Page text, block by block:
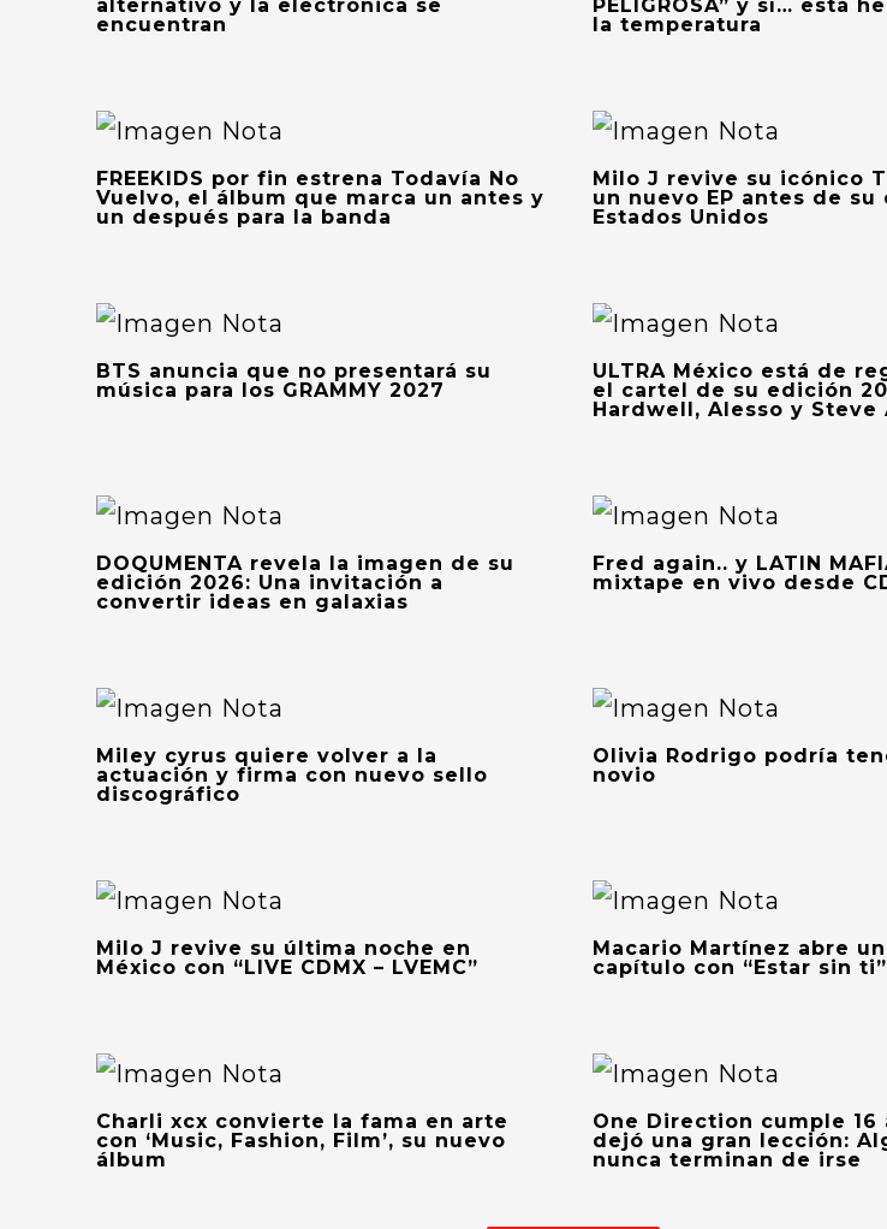
alternativo y la electrónica se
encuentran
PELIGROSA” y sí… está
la temperatura
FREEKIDS por fin estrena Todavía No
Vuelvo, el álbum que marca un antes y
un después para la banda
Milo J revive su icónico
un nuevo EP antes de su
Estados Unidos
BTS anuncia que no presentará su
música para los GRAMMY 2027
ULTRA México está de
el cartel de su edición
Hardwell, Alesso y Steve
DOQUMENTA revela la imagen de su
edición 2026: Una invitación a
convertir ideas en galaxias
Fred again.. y LATIN
mixtape en vivo desde
Miley cyrus quiere volver a la
actuación y firma con nuevo sello
discográfico
Olivia Rodrigo podría
novio
Milo J revive su última noche en
México con “LIVE CDMX – LVEMC”
Macario Martínez abre
capítulo con “Estar sin ti”
Charli xcx convierte la fama en arte
con ‘Music, Fashion, Film’, su nuevo
álbum
One Direction cumple 16
dejó una gran lección:
nunca terminan de irse